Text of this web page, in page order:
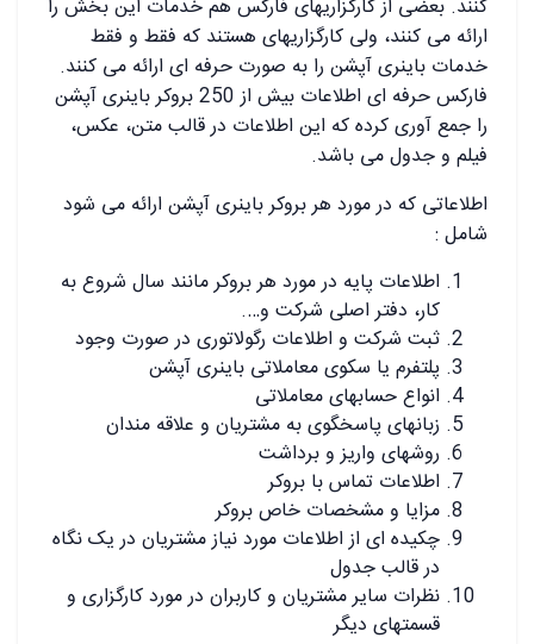
کنند. بعضی از کارگزاریهای فارکس هم خدمات این بخش را
ارائه می کنند، ولی کارگزاریهای هستند که فقط و فقط
خدمات باینری آپشن را به صورت حرفه ای ارائه می کنند.
فارکس حرفه ای اطلاعات بیش از 250 بروکر باینری آپشن
را جمع آوری کرده که این اطلاعات در قالب متن، عکس،
فیلم و جدول می باشد.
اطلاعاتی که در مورد هر بروکر باینری آپشن ارائه می شود
شامل :
اطلاعات پایه در مورد هر بروکر مانند سال شروع به
کار، دفتر اصلی شرکت و….
ثبت شرکت و اطلاعات رگولاتوری در صورت وجود
پلتفرم یا سکوی معاملاتی باینری آپشن
انواع حسابهای معاملاتی
زبانهای پاسخگوی به مشتریان و علاقه مندان
روشهای واریز و برداشت
اطلاعات تماس با بروکر
مزایا و مشخصات خاص بروکر
چکیده ای از اطلاعات مورد نیاز مشتریان در یک نگاه
در قالب جدول
نظرات سایر مشتریان و کاربران در مورد کارگزاری و
قسمتهای دیگر